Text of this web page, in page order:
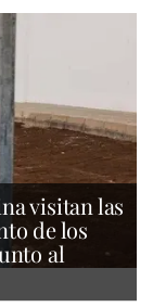
visitan las
de los
al